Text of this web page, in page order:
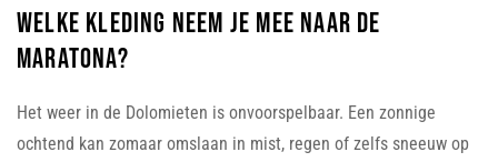
Welke kleding neem je mee naar de
Maratona?
Het weer in de Dolomieten is onvoorspelbaar. Een zonnige
ochtend kan zomaar omslaan in mist, regen of zelfs sneeuw op